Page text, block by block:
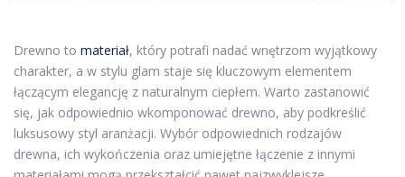
Drewno to materiał, który potrafi nadać wnętrzom wyjątkowy
charakter, a w stylu glam staje się kluczowym elementem
łączącym elegancję z naturalnym ciepłem. Warto zastanowić
się, jak odpowiednio wkomponować drewno, aby podkreślić
luksusowy styl aranżacji. Wybór odpowiednich rodzajów
drewna, ich wykończenia oraz umiejętne łączenie z innymi